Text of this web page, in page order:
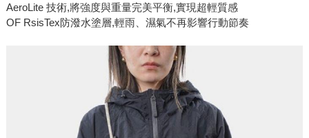
AeroLite 技術,將強度與重量完美平衡,實現超輕質感
OF RsisTex防潑水塗層,輕雨、濕氣不再影響行動節奏